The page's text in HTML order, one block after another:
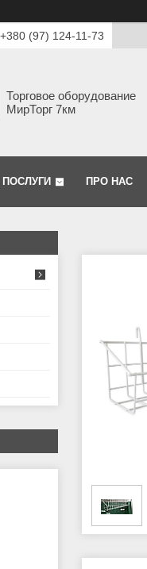
+380 (97) 124-11-73
Торговое оборудование
МирТорг 7км
ПРО НАС